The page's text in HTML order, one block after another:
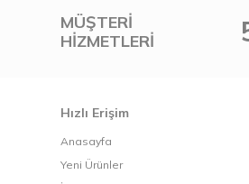
MÜŞTERI
HIZMETLERI
Hızlı Erişim
Anasayfa
Yeni Ürünler